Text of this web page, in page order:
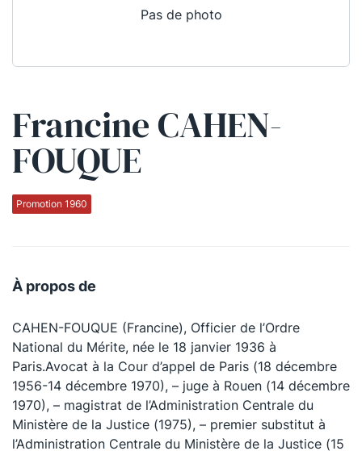
Pas de photo
Francine CAHEN-
FOUQUE
Promotion 1960
À propos de
CAHEN-FOUQUE (Francine), Officier de l’Ordre
National du Mérite, née le 18 janvier 1936 à
Paris.Avocat à la Cour d’appel de Paris (18 décembre
1956-14 décembre 1970), – juge à Rouen (14 décembre
1970), – magistrat de l’Administration Centrale du
Ministère de la Justice (1975), – premier substitut à
l’Administration Centrale du Ministère de la Justice (15
Qui sommes-nous ?
La Conférence
La Conférence de Renfort
La défense pénale
Le Concours de la Conférence
La Conférence Berryer
La Petite Conférence